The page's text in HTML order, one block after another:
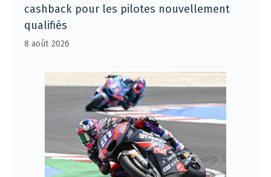
cashback pour les pilotes nouvellement
qualifiés
8 août 2026